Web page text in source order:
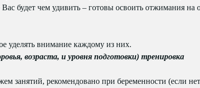
будет чем удивить – готовы освоить отжимания
уделять внимание каждому из них.
возраста, и уровня подготовки) тренировка
занятий, рекомендовано при беременности (если